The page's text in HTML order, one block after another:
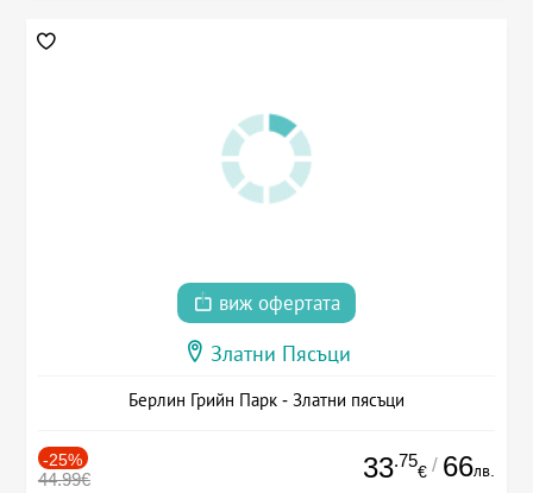
виж офертата
Златни Пясъци
Берлин Грийн Парк - Златни пясъци
-25%
44.99€ 33.75
€ / 66лв.